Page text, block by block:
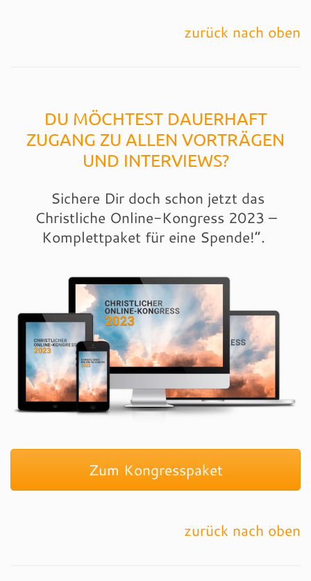
zurück nach oben
DU MÖCHTEST DAUERHAFT
ZUGANG ZU ALLEN VORTRÄGEN
UND INTERVIEWS?
Sichere Dir doch schon jetzt das
Christliche Online-Kongress 2023 –
Komplettpaket für eine Spende!“.
Zum Kongresspaket
zurück nach oben